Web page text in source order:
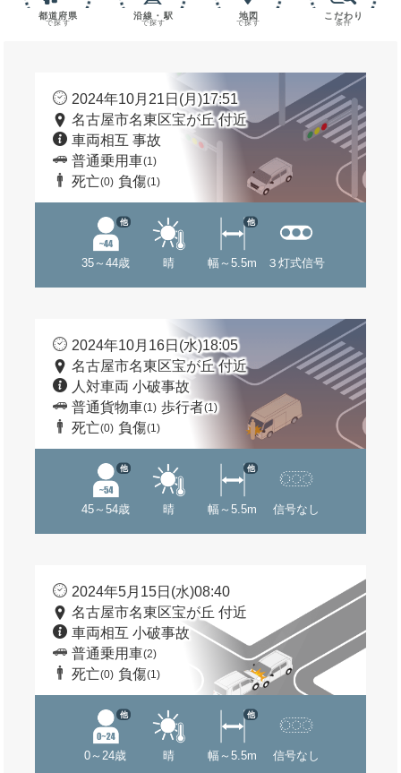
都道府県
で探す
沿線・駅
で探す
地図
で探す
こだわり
条件
2024年10月21日(月)17:51
名古屋市名東区宝が丘 付近
車両相互 事故
普通乗用車(1)
死亡(0) 負傷(1)
35～44歳
他
晴 幅～5.5m
他
３灯式信号
2024年10月16日(水)18:05
名古屋市名東区宝が丘 付近
人対車両 小破事故
普通貨物車(1) 歩行者(1)
死亡(0) 負傷(1)
45～54歳
他
晴 幅～5.5m
他
信号なし
2024年5月15日(水)08:40
名古屋市名東区宝が丘 付近
車両相互 小破事故
普通乗用車(2)
死亡(0) 負傷(1)
0～24歳
他
晴 幅～5.5m
他
信号なし